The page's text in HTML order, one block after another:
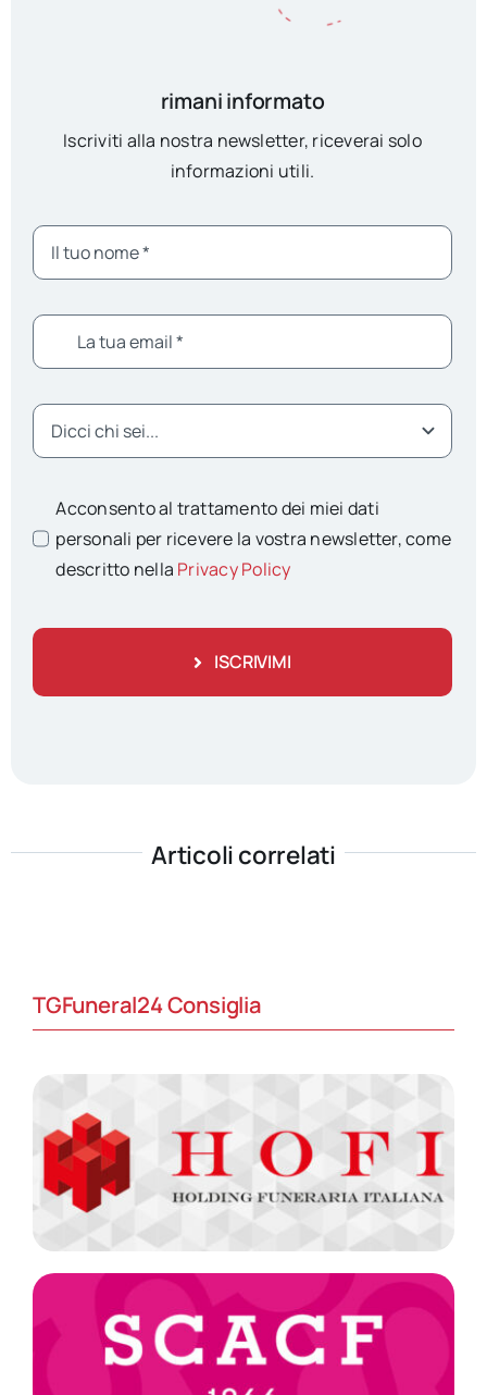
rimani informato
Iscriviti alla nostra newsletter, riceverai solo
informazioni utili.
Acconsento al trattamento dei miei dati
personali per ricevere la vostra newsletter, come
descritto nella Privacy Policy
ISCRIVIMI
Articoli correlati
TGFuneral24 Consiglia